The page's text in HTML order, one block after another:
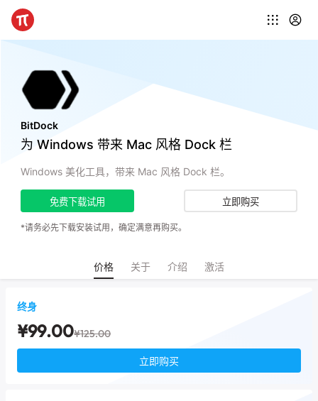
BitDock
为 Windows 带来 Mac 风格 Dock 栏
Windows 美化工具，带来 Mac 风格 Dock 栏。
免费下载试用 立即购买
*请务必先下载安装试用，确定满意再购买。
价格 关于 介绍 激活
终身
¥99.00¥125.00
立即购买